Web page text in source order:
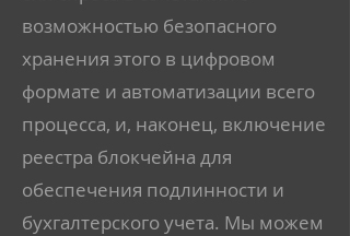
возможностью безопасного
хранения этого в цифровом
формате и автоматизации всего
процесса, и, наконец, включение
реестра блокчейна для
обеспечения подлинности и
бухгалтерского учета. Мы можем